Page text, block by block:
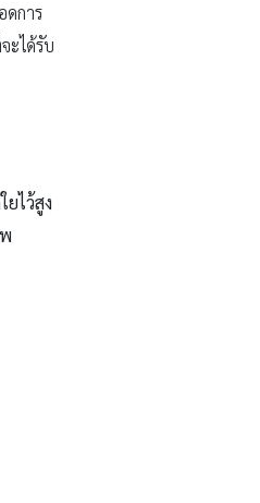
การ
ะได้รับ
ไว้สูง